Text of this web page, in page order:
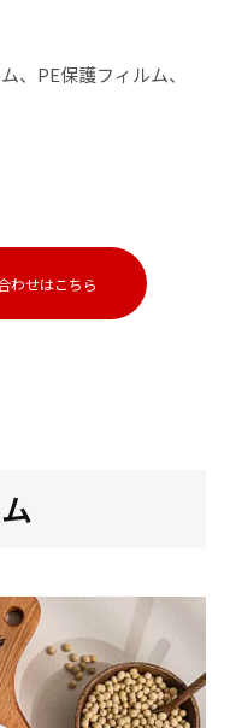
、PE保護フィルム、
わせはこちら